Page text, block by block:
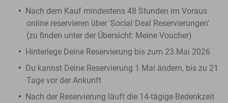
Nach dem Kauf mindestens 48 Stunden im Voraus
online reservieren über 'Social Deal Reservierungen'
(zu finden unter der Übersicht: Meine Voucher)
Hinterlege Deine Reservierung bis zum 23.Mai 2026
Du kannst Deine Reservierung 1 Mal ändern, bis zu 21
Tage vor der Ankunft
Nach der Reservierung läuft die 14-tägige Bedenkzeit